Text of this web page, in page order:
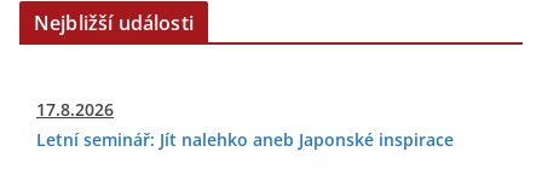
Nejbližší události
17.8.2026
Letní seminář: Jít nalehko aneb Japonské inspirace